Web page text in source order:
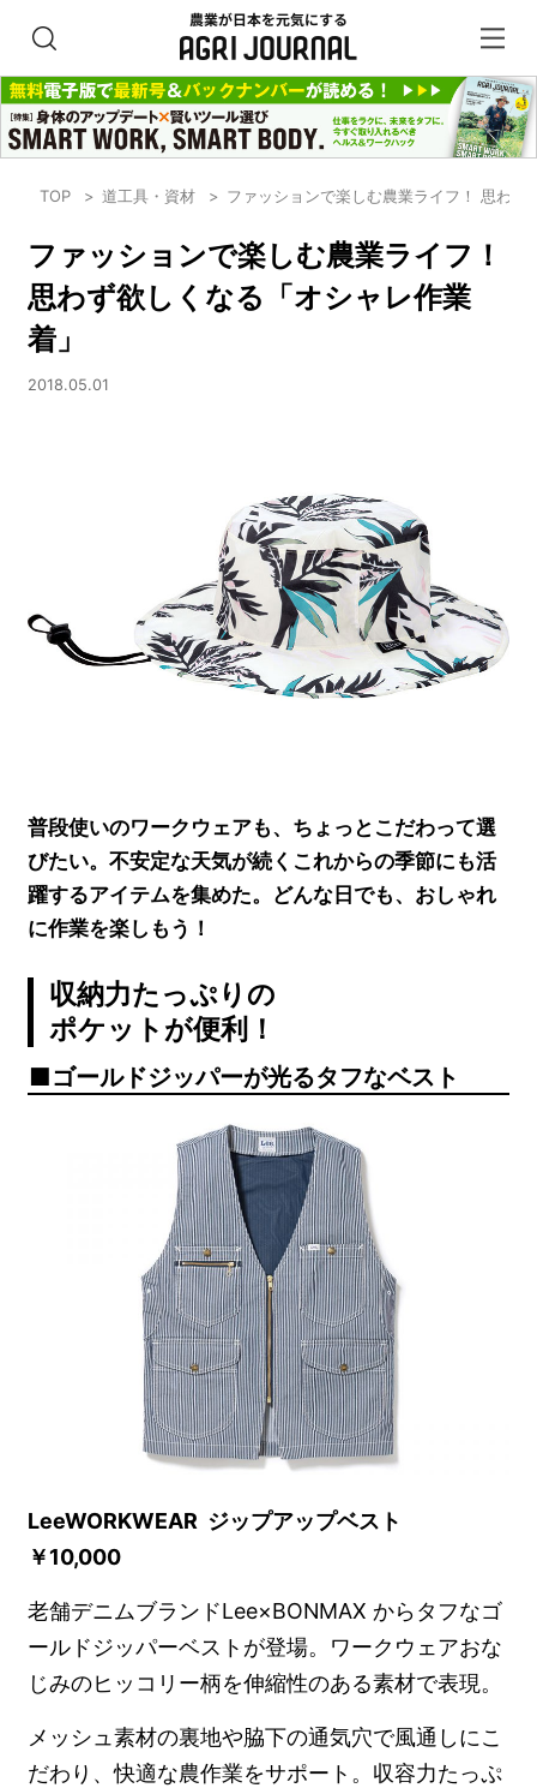
TOP 道工具・資材 ファッションで楽しむ農業ライフ！ 思わず
ファッションで楽しむ農業ライフ！
思わず欲しくなる「オシャレ作業
着」
2018.05.01
普段使いのワークウェアも、ちょっとこだわって選
びたい。不安定な天気が続くこれからの季節にも活
躍するアイテムを集めた。どんな日でも、おしゃれ
に作業を楽しもう！
収納力たっぷりの
ポケットが便利！
ゴールドジッパーが光るタフなベスト
LeeWORKWEAR ジップアップベスト
￥10,000
老舗デニムブランドLee×BONMAX からタフなゴ
ールドジッパーベストが登場。ワークウェアおな
じみのヒッコリー柄を伸縮性のある素材で表現。
メッシュ素材の裏地や脇下の通気穴で風通しにこ
だわり、快適な農作業をサポート。収容力たっぷ